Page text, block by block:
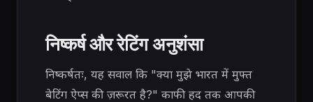
निष्कर्ष और रेटिंग अनुशंसा
निष्कर्षतः, यह सवाल कि "क्या मुझे भारत में मुफ्त
बेटिंग ऐप्स की ज़रूरत है?" काफी हद तक आपकी